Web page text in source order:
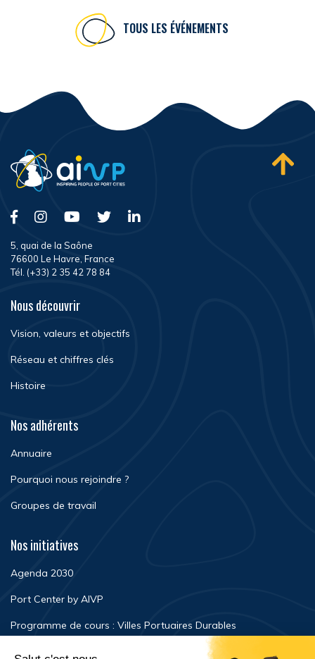
TOUS LES ÉVÉNEMENTS
5, quai de la Saône
76600 Le Havre, France
Tél. (+33) 2 35 42 78 84
Nous découvrir
Vision, valeurs et objectifs
Réseau et chiffres clés
Histoire
Nos adhérents
Annuaire
Pourquoi nous rejoindre ?
Groupes de travail
Nos initiatives
Agenda 2030
Port Center by AIVP
Programme de cours : Villes Portuaires Durables